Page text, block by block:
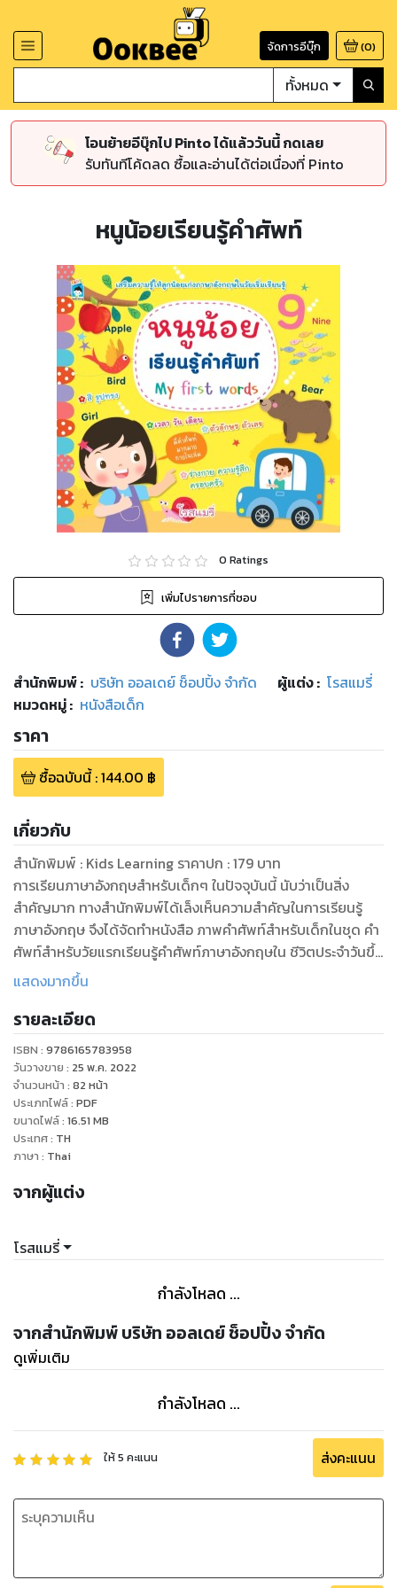
จัดการอีบุ๊ก (0)
ทั้งหมด
โอนย้ายอีบุ๊กไป Pinto ได้แล้ววันนี้ กดเลย
รับทันทีโค้ดลด ซื้อและอ่านได้ต่อเนื่องที่ Pinto
หนูน้อยเรียนรู้คำศัพท์
0 Ratings
เพิ่มไปรายการที่ชอบ
สำนักพิมพ์: บริษัท ออลเดย์ ช็อปปิ้ง จำกัด ผู้แต่ง : โรสแมรี่
หมวดหมู่: หนังสือเด็ก
ราคา
ซื้อฉบับนี้:144.00 ฿
เกี่ยวกับ
สำนักพิมพ์ : Kids Learning ราคาปก : 179 บาท
การเรียนภาษาอังกฤษสำหรับเด็กๆ ในปัจจุบันนี้ นับว่าเป็นสิ่ง
สำคัญมาก ทางสำนักพิมพ์ได้เล็งเห็นความสำคัญในการเรียนรู้
ภาษาอังกฤษ จึงได้จัดทำหนังสือ ภาพคำศัพท์สำหรับเด็กในชุด คำ
ศัพท์สำหรับวัยแรกเรียนรู้คำศัพท์ภาษาอังกฤษใน ชีวิตประจำวันขึ้น
โดยมุ่งหวังที่จะให้ประโยชน์แก่เด็กๆ ในการเรียนรู้คำศัพท์ภาษา
เหมาะกับเด็กๆ ในการเรียนรู้เบื้องต้น ประกอบไปด้วยคำศัพท์จาก
สิ่งง่ายๆ รอบตัวและมีภาพ ประกอบสวยงาม ที่จะช่วยให้เข้าใจและ
จดจำคำศัพท์ด้ง่ายขึ้น โดยจัดหมวดหมู่ตาม เรื่องต่างๆ ซึ่งทำให้
ง่ายต่อการค้นหาและเรียนรู้คำศัพท์ สำนักพิมพ์หวังว่า “หนูน้อย
เรียนรู้คำศัพท์ My first word” เล่มนี้จะมี ประโยชน์และช่วยในการ
เรียนรู้เพิ่มเติมภาษาอังกฤษให้กับเด็กๆ ได้เป็นอย่างดี
แสดงมากขึ้น
รายละเอียด
ISBN : 9786165783958
วันวางขาย : 25 พ.ค. 2022
จำนวนหน้า : 82 หน้า
ประเภทไฟล์: PDF
ขนาดไฟล์: 16.51 MB
ประเทศ: TH
ภาษา : Thai
จากผู้แต่ง
โรสแมรี่
กำลังโหลด ...
จากสำนักพิมพ์ บริษัท ออลเดย์ ช็อปปิ้ง จำกัด
ดูเพิ่มเติม
กำลังโหลด ...
ให้5 คะแนน ส่งคะแนน